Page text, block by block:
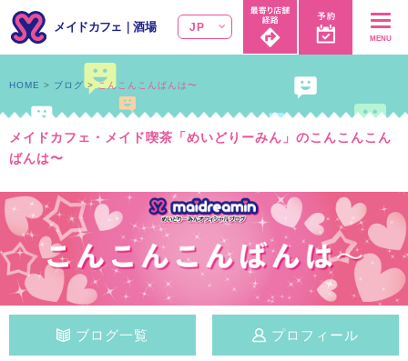
メイドカフェ ｜酒場 JP
MENU
メイドカフェ・メイド喫茶「めいどりーみん」のこんこんこん
ばんは〜
HOME ブログ こんこんこんばんは〜
ブログ一覧 プロフィール